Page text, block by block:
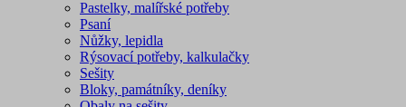
Pastelky, malířské potřeby
Psaní
Nůžky, lepidla
Rýsovací potřeby, kalkulačky
Sešity
Bloky, památníky, deníky